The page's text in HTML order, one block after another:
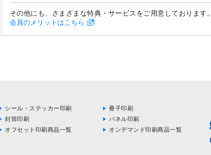
その他にも、さまざまな特典・サービスをご用意しております。
会員のメリットはこちら
シール・ステッカー印刷
冊子印刷
封筒印刷
パネル印刷
オフセット印刷商品一覧
オンデマンド印刷商品一覧